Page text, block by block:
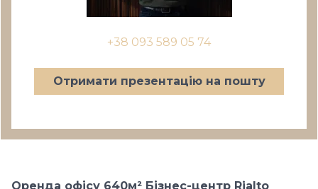
+38 093 589 05 74
Отримати презентацію на пошту
Оренда офісу 640м² Бізнес-центр Rialto